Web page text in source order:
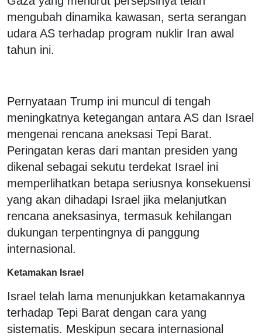
mengubah dinamika kawasan, serta serangan
udara AS terhadap program nuklir Iran awal
tahun ini.
Pernyataan Trump ini muncul di tengah
meningkatnya ketegangan antara AS dan Israel
mengenai rencana aneksasi Tepi Barat.
Peringatan keras dari mantan presiden yang
dikenal sebagai sekutu terdekat Israel ini
memperlihatkan betapa seriusnya konsekuensi
yang akan dihadapi Israel jika melanjutkan
rencana aneksasinya, termasuk kehilangan
dukungan terpentingnya di panggung
internasional.
Ketamakan Israel
Israel telah lama menunjukkan ketamakannya
terhadap Tepi Barat dengan cara yang
sistematis. Meskipun secara internasional